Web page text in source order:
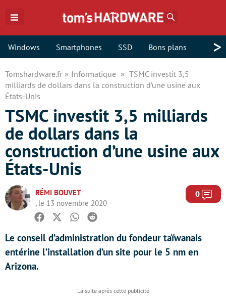
Windows Smartphones SSD Bons plans >
Tomshardware.fr Informatique
TSMC investit 3,5
milliards de dollars dans la construction d’une usine aux
États-Unis
TSMC investit 3,5 milliards
de dollars dans la
construction d’une usine aux
États-Unis
RÉMI BOUVET
, le 13 novembre 2020
0
Facebook
TwitterWhatsapp
Reddit
Le conseil d’administration du fondeur taïwanais
entérine l’installation d’un site pour le 5 nm en
Arizona.